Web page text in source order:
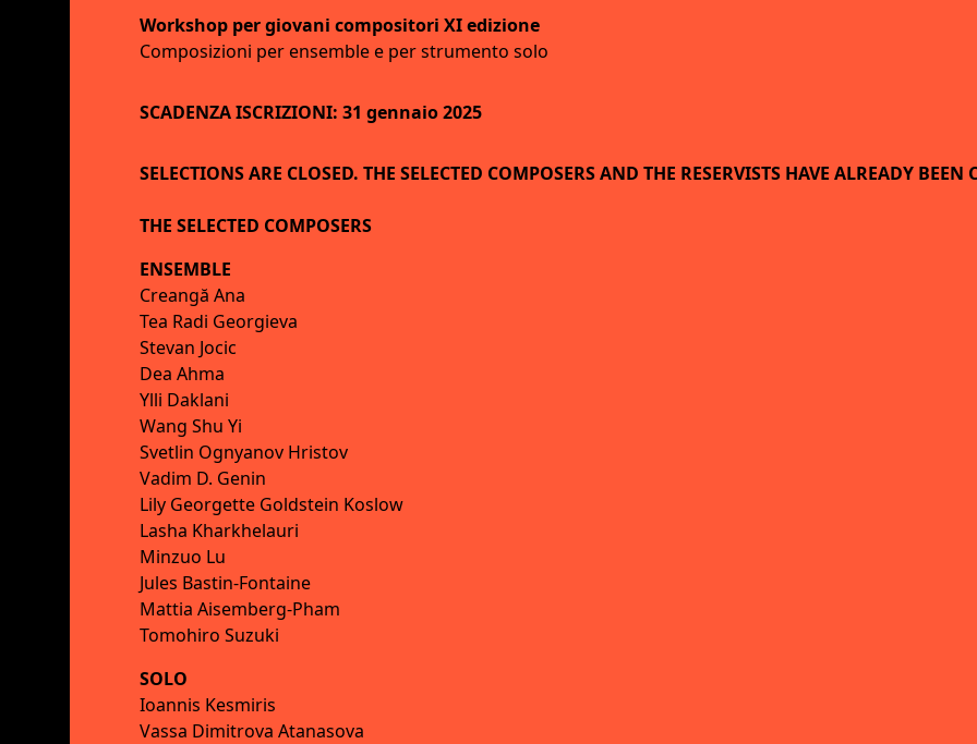
Workshop per giovani compositori XI edizione
Composizioni per ensemble e per strumento solo
SCADENZA ISCRIZIONI: 31 gennaio 2025
SELECTIONS ARE CLOSED. THE SELECTED COMPOSERS AND THE RESERVISTS HAVE ALREADY BEEN
THE SELECTED COMPOSERS
ENSEMBLE
Creangă Ana
Tea Radi Georgieva
Stevan Jocic
Dea Ahma
Ylli Daklani
Wang Shu Yi
Svetlin Ognyanov Hristov
Vadim D. Genin
Lily Georgette Goldstein Koslow
Lasha Kharkhelauri
Minzuo Lu
Jules Bastin-Fontaine
Mattia Aisemberg-Pham
Tomohiro Suzuki
SOLO
Ioannis Kesmiris
Vassa Dimitrova Atanasova